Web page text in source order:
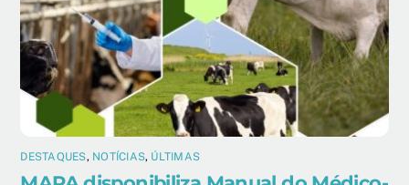
DESTAQUES, NOTÍCIAS, ÚLTIMAS